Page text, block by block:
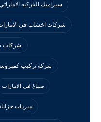
سيراميك الباركيه الاماراتي
شركات اخشاب في
شركات
شركه تركيب كمبروسر
صباغ في الامارات
مبردات